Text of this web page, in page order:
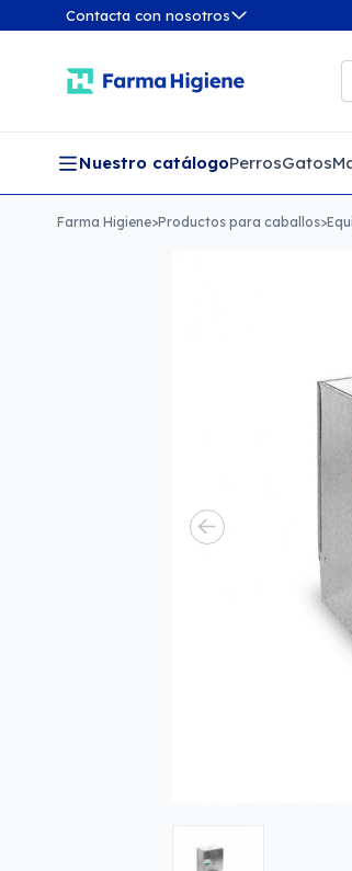
Contacta con nosotros
Nuestro catálogoPerrosGatos
Farma Higiene>Productos para caballos>